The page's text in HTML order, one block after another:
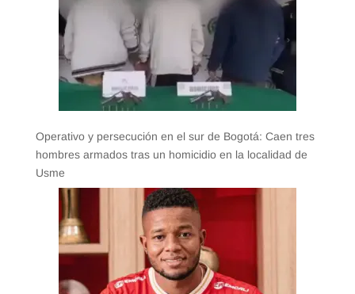
Operativo y persecución en el sur de Bogotá: Caen tres
hombres armados tras un homicidio en la localidad de
Usme